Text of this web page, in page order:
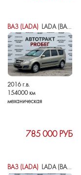
ВАЗ (LADA) LADA (ВАЗ) LARGUS I
2016 г.в.
154000 км
механическая
785 000 РУБ
ВАЗ (LADA) LADA (ВАЗ) NIVA LEGEND I